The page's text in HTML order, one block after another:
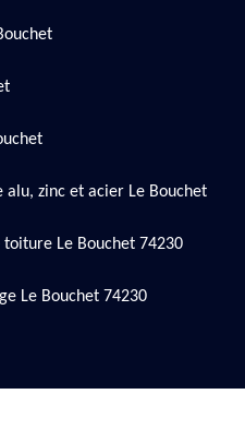
zinc et acier Le Bouchet
Le Bouchet 74230
Le Bouchet 74230